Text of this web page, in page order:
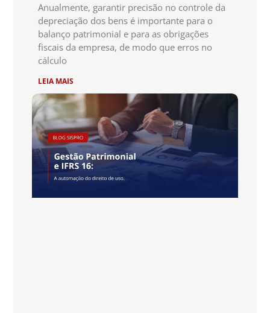
Anualmente, garantir precisão no controle da
depreciação dos bens é importante para o
balanço patrimonial e para as obrigações
fiscais da empresa, de modo que erros no
cálculo
LEIA MAIS